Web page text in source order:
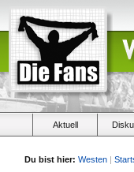
Aktuell
Du bist hier: Westen |